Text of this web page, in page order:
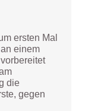
ersten Mal
einem
die
gegen